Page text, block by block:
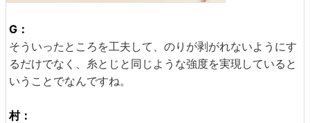
G：
そういったところを工夫して、のりが剥がれないようにす
るだけでなく、糸とじと同じような強度を実現していると
いうことでなんですね。
村：